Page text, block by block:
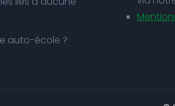
auto-école ?